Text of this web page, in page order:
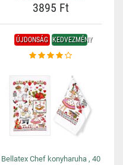
3895 Ft
ÚJDONSÁG KEDVEZMÉNY
Bellatex Chef konyharuha , 40